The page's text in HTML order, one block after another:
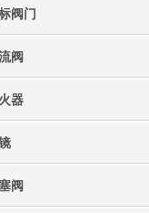
阀门
阀
器
阀